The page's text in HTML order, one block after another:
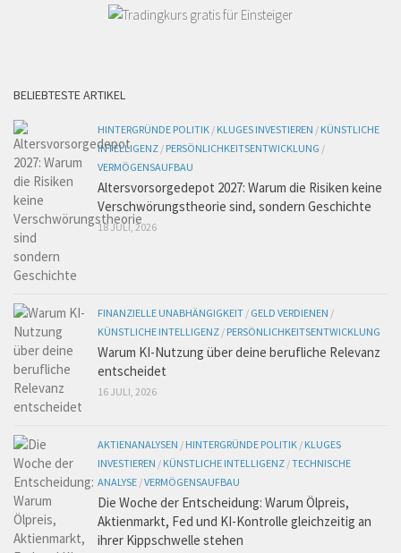
BELIEBTESTE ARTIKEL
HINTERGRÜNDE POLITIK / KLUGES INVESTIEREN / KÜNSTLICHE
INTELLIGENZ / PERSÖNLICHKEITSENTWICKLUNG /
VERMÖGENSAUFBAU
Altersvorsorgedepot 2027: Warum die Risiken keine
Verschwörungstheorie sind, sondern Geschichte
18 JULI, 2026
FINANZIELLE UNABHÄNGIGKEIT / GELD VERDIENEN /
KÜNSTLICHE INTELLIGENZ / PERSÖNLICHKEITSENTWICKLUNG
Warum KI-Nutzung über deine berufliche Relevanz
entscheidet
16 JULI, 2026
AKTIENANALYSEN / HINTERGRÜNDE POLITIK / KLUGES
INVESTIEREN / KÜNSTLICHE INTELLIGENZ /TECHNISCHE
ANALYSE /VERMÖGENSAUFBAU
Die Woche der Entscheidung: Warum Ölpreis,
Aktienmarkt, Fed und KI-Kontrolle gleichzeitig an
ihrer Kippschwelle stehen